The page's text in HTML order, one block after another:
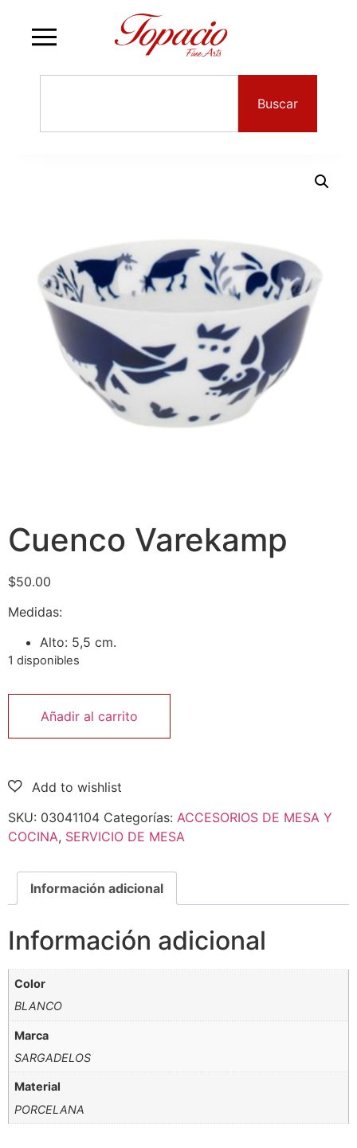
Buscar
Cuenco Varekamp
$50.00
Medidas:
Alto: 5,5 cm.
1 disponibles
Añadir al carrito
SKU: 03041104 Categorías: ACCESORIOS DE MESA Y
COCINA, SERVICIO DE MESA
Información adicional
Información adicional
Color
BLANCO
Marca
SARGADELOS
Material
PORCELANA